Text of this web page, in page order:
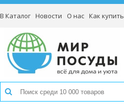
В Каталог Новости О нас Как